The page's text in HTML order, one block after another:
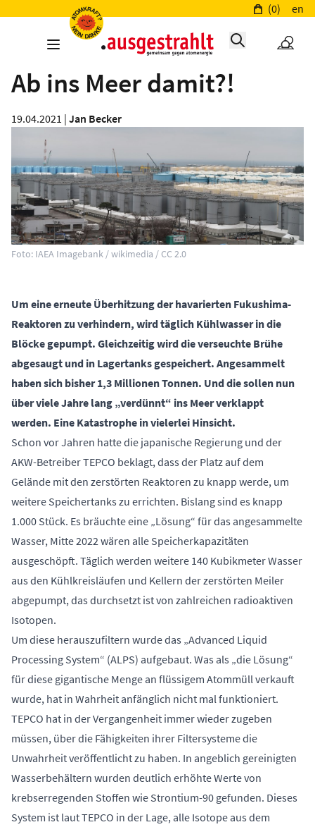
(0) en
Ab ins Meer damit?!
19.04.2021 | Jan Becker
Foto: IAEA Imagebank / wikimedia / CC 2.0
Um eine erneute Überhitzung der havarierten Fukushima-
Reaktoren zu verhindern, wird täglich Kühlwasser in die
Blöcke gepumpt. Gleichzeitig wird die verseuchte Brühe
abgesaugt und in Lagertanks gespeichert. Angesammelt
haben sich bisher 1,3 Millionen Tonnen. Und die sollen nun
über viele Jahre lang „verdünnt“ ins Meer verklappt
werden. Eine Katastrophe in vielerlei Hinsicht.
Schon vor Jahren hatte die japanische Regierung und der
AKW-Betreiber TEPCO beklagt, dass der Platz auf dem
Gelände mit den zerstörten Reaktoren zu knapp werde, um
weitere Speichertanks zu errichten. Bislang sind es knapp
1.000 Stück. Es bräuchte eine „Lösung“ für das angesammelte
Wasser, Mitte 2022 wären alle Speicherkapazitäten
ausgeschöpft. Täglich werden weitere 140 Kubikmeter Wasser
aus den Kühlkreisläufen und Kellern der zerstörten Meiler
abgepumpt, das durchsetzt ist von zahlreichen radioaktiven
Isotopen.
Um diese herauszufiltern wurde das „Advanced Liquid
Processing System“ (ALPS) aufgebaut. Was als „die Lösung“
für diese gigantische Menge an flüssigem Atommüll verkauft
wurde, hat in Wahrheit anfänglich nicht mal funktioniert.
TEPCO hat in der Vergangenheit immer wieder zugeben
müssen, über die Fähigkeiten ihrer Filtersysteme die
Unwahrheit veröffentlicht zu haben. In angeblich gereinigten
Wasserbehältern wurden deutlich erhöhte Werte von
krebserregenden Stoffen wie Strontium-90 gefunden. Dieses
System ist laut TEPCO in der Lage, alle Isotope aus dem